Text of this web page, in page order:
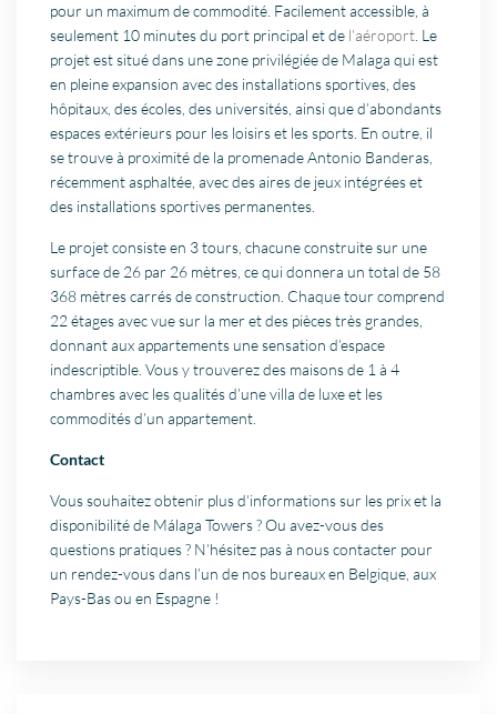
pour un maximum de commodité. Facilement accessible, à
seulement 10 minutes du port principal et de l’aéroport . Le
projet est situé dans une zone privilégiée de Malaga qui est
en pleine expansion avec des installations sportives, des
hôpitaux, des écoles, des universités, ainsi que d’abondants
espaces extérieurs pour les loisirs et les sports. En outre, il
se trouve à proximité de la promenade Antonio Banderas,
récemment asphaltée, avec des aires de jeux intégrées et
des installations sportives permanentes.
Le projet consiste en 3 tours, chacune construite sur une
surface de 26 par 26 mètres, ce qui donnera un total de 58
368 mètres carrés de construction. Chaque tour comprend
22 étages avec vue sur la mer et des pièces très grandes,
donnant aux appartements une sensation d’espace
indescriptible. Vous y trouverez des maisons de 1 à 4
chambres avec les qualités d’une villa de luxe et les
commodités d’un appartement.
Contact
Vous souhaitez obtenir plus d’informations sur les prix et la
disponibilité de Málaga Towers ? Ou avez-vous des
questions pratiques ? N’hésitez pas à nous contacter pour
un rendez-vous dans l’un de nos bureaux en Belgique, aux
Pays-Bas ou en Espagne !